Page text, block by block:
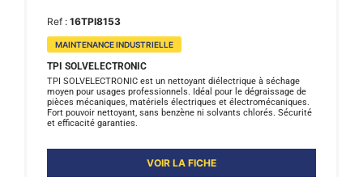
Ref : 16TPI8153
MAINTENANCE INDUSTRIELLE
TPI SOLVELECTRONIC
TPI SOLVELECTRONIC est un nettoyant diélectrique à séchage
moyen pour usages professionnels. Idéal pour le dégraissage de
pièces mécaniques, matériels électriques et électromécaniques.
Fort pouvoir nettoyant, sans benzène ni solvants chlorés. Sécurité
et efficacité garanties.
VOIR LA FICHE